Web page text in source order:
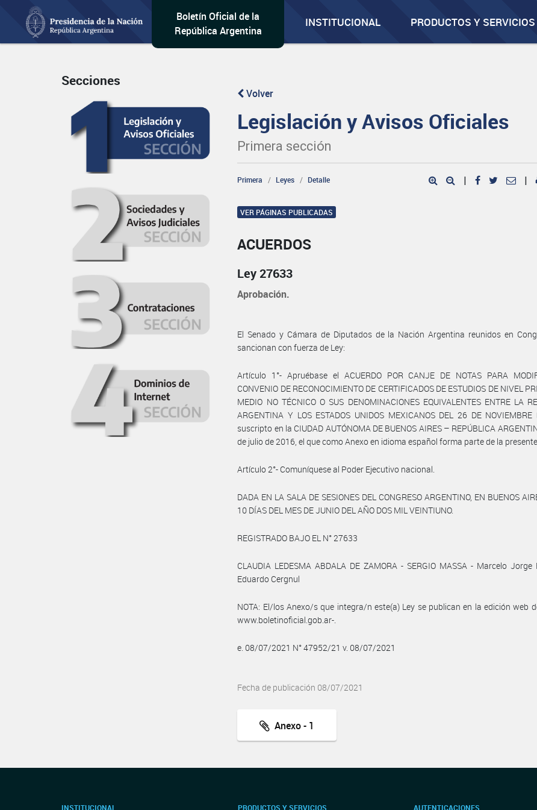
Boletín Oficial de la
República Argentina
INSTITUCIONAL PRODUCTOS Y SERVICIOS
Secciones
Volver
Legislación y Avisos Oficiales
Primera sección
Primera Leyes Detalle | |
VER PÁGINAS PUBLICADAS
ACUERDOS
Ley 27633
Aprobación.
El Senado y Cámara de Diputados de la Nación Argentina reunidos en
sancionan con fuerza de Ley:
Artículo 1°- Apruébase el ACUERDO POR CANJE DE NOTAS PARA
CONVENIO DE RECONOCIMIENTO DE CERTIFICADOS DE ESTUDIOS DE NIVEL
MEDIO NO TÉCNICO O SUS DENOMINACIONES EQUIVALENTES ENTRE LA
ARGENTINA Y LOS ESTADOS UNIDOS MEXICANOS DEL 26 DE NOVIEMBRE
suscripto en la CIUDAD AUTÓNOMA DE BUENOS AIRES – REPÚBLICA
de julio de 2016, el que como Anexo en idioma español forma parte de la
Artículo 2°- Comuníquese al Poder Ejecutivo nacional.
DADA EN LA SALA DE SESIONES DEL CONGRESO ARGENTINO, EN BUENOS
10 DÍAS DEL MES DE JUNIO DEL AÑO DOS MIL VEINTIUNO.
REGISTRADO BAJO EL N° 27633
CLAUDIA LEDESMA ABDALA DE ZAMORA - SERGIO MASSA - Marcelo Jorge
Eduardo Cergnul
NOTA: El/los Anexo/s que integra/n este(a) Ley se publican en la edición web
www.boletinoficial.gob.ar-.
e. 08/07/2021 N° 47952/21 v. 08/07/2021
Fecha de publicación 08/07/2021
Anexo - 1
INSTITUCIONAL PRODUCTOS Y SERVICIOS AUTENTICACIONES